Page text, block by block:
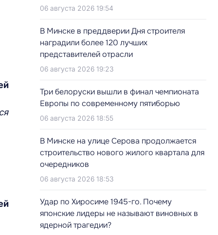
06 августа 2026 19:54
В Минске в преддверии Дня строителя
наградили более 120 лучших
представителей отрасли
06 августа 2026 19:23
Три белоруски вышли в финал чемпионата
Европы по современному пятиборью
06 августа 2026 18:55
В Минске на улице Серова продолжается
строительство нового жилого квартала для
очередников
06 августа 2026 18:53
Удар по Хиросиме 1945-го. Почему
японские лидеры не называют виновных в
ядерной трагедии?